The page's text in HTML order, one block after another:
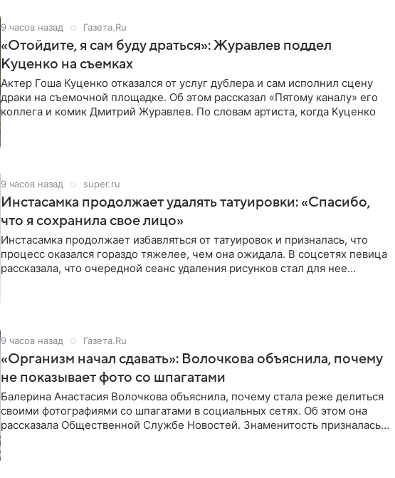
9 часов назад Газета.Ru
«Отойдите, я сам буду драться»: Журавлев поддел
Куценко на съемках
Актер Гоша Куценко отказался от услуг дублера и сам исполнил сцену
драки на съемочной площадке. Об этом рассказал «Пятому каналу» его
коллега и комик Дмитрий Журавлев. По словам артиста, когда Куценко
9 часов назад super.ru
Инстасамка продолжает удалять татуировки: «Спасибо,
что я сохранила свое лицо»
Инстасамка продолжает избавляться от татуировок и призналась, что
процесс оказался гораздо тяжелее, чем она ожидала. В соцсетях певица
рассказала, что очередной сеанс удаления рисунков стал для нее
9 часов назад Газета.Ru
«Организм начал сдавать»: Волочкова объяснила, почему
не показывает фото со шпагатами
Балерина Анастасия Волочкова объяснила, почему стала реже делиться
своими фотографиями со шпагатами в социальных сетях. Об этом она
рассказала Общественной Службе Новостей. Знаменитость призналась,